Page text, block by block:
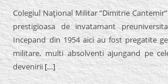
Colegiul Naţional Militar “Dimitrie
prestigioasa de invatamant
Incepand din 1954 aici au fost pregatite
militare, multi absolventi ajungand pe
devenirii […]